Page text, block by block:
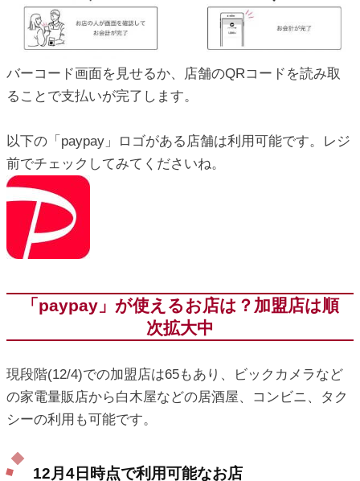
バーコード画面を見せるか、店舗のQRコードを読み取
ることで支払いが完了します。
以下の「paypay」ロゴがある店舗は利用可能です。レジ
前でチェックしてみてくださいね。
「paypay」が使えるお店は？加盟店は順
次拡大中
現段階(12/4)での加盟店は65もあり、ビックカメラなど
の家電量販店から白木屋などの居酒屋、コンビニ、タク
シーの利用も可能です。
12月4日時点で利用可能なお店